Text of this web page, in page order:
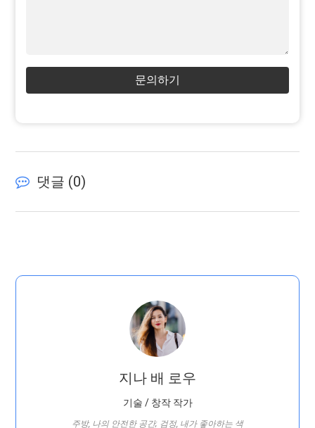
문의하기
댓글 (0)
지나 배 로우
기술 / 창작 작가
주방, 나의 안전한 공간; 검정, 내가 좋아하는 색